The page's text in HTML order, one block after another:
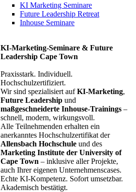
KI Marketing Seminare
Future Leadership Retreat
Inhouse Seminare
KI-Marketing-Seminare & Future
Leadership Cape Town
Praxisstark. Individuell.
Hochschulzertifiziert.
Wir sind spezialisiert aufKI-Marketing,
Future Leadership und
maßgeschneiderte Inhouse-Trainings –
schnell, modern, wirkungsvoll.
Alle Teilnehmenden erhalten ein
anerkanntes Hochschulzertifikat der
Allensbach Hochschule und des
Marketing Institute der University of
Cape Town – inklusive aller Projekte,
auch Ihrer eigenen Unternehmenscases.
Echte KI-Kompetenz. Sofort umsetzbar.
Akademisch bestätigt.